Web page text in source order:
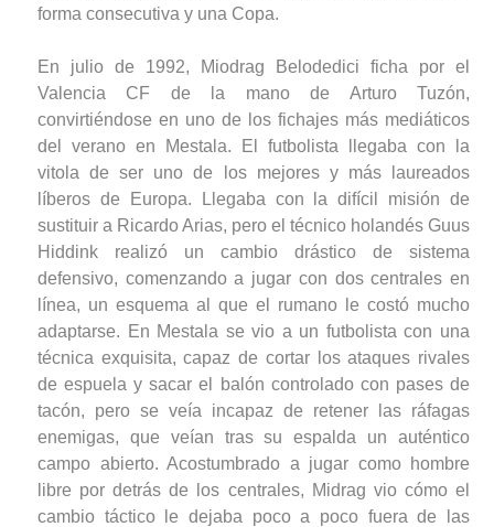
forma consecutiva y una Copa.
En julio de 1992, Miodrag Belodedici ficha por el
Valencia CF de la mano de Arturo Tuzón,
convirtiéndose en uno de los fichajes más mediáticos
del verano en Mestala. El futbolista llegaba con la
vitola de ser uno de los mejores y más laureados
líberos de Europa. Llegaba con la difícil misión de
sustituir a Ricardo Arias, pero el técnico holandés Guus
Hiddink realizó un cambio drástico de sistema
defensivo, comenzando a jugar con dos centrales en
línea, un esquema al que el rumano le costó mucho
adaptarse. En Mestala se vio a un futbolista con una
técnica exquisita, capaz de cortar los ataques rivales
de espuela y sacar el balón controlado con pases de
tacón, pero se veía incapaz de retener las ráfagas
enemigas, que veían tras su espalda un auténtico
campo abierto. Acostumbrado a jugar como hombre
libre por detrás de los centrales, Midrag vio cómo el
cambio táctico le dejaba poco a poco fuera de las